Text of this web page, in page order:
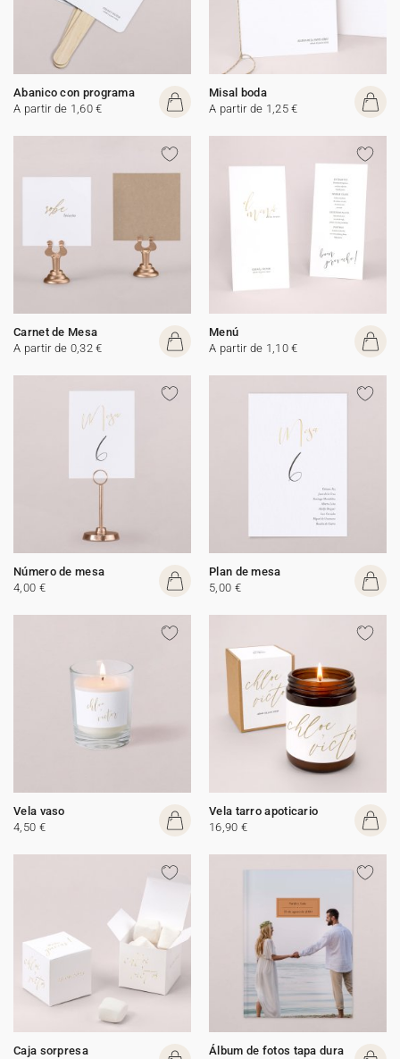
Abanico con programa
A partir de 1,60 €
Misal boda
A partir de 1,25 €
Carnet de Mesa
A partir de 0,32 €
Menú
A partir de 1,10 €
Número de mesa
4,00 €
Plan de mesa
5,00 €
Vela vaso
4,50 €
Vela tarro apoticario
16,90 €
Caja sorpresa
Álbum de fotos tapa dura